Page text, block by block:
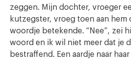
zeggen. Mijn dochter, vroeger
kutzegster, vroeg toen aan
woordje betekende. “Nee”, zei
woord en ik wil niet meer dat je
bestraffend. Een aardje naar